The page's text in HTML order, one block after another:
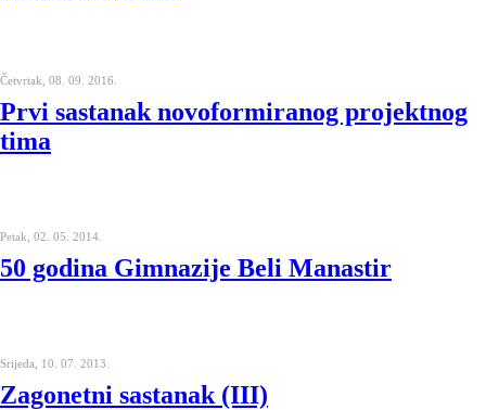
Četvrtak, 08. 09. 2016.
Prvi sastanak novoformiranog projektnog
tima
Petak, 02. 05. 2014.
50 godina Gimnazije Beli Manastir
Srijeda, 10. 07. 2013.
Zagonetni sastanak (III)